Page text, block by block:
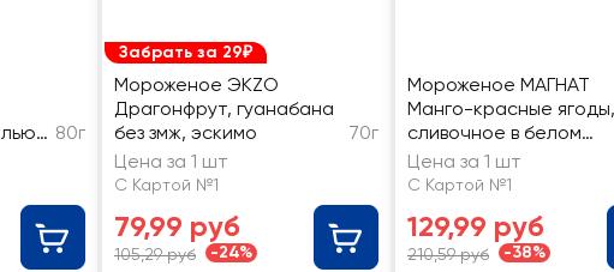
в 80г
Забрать за 29₽
Мороженое ЭKZO
Драгонфрут, гуанабана
без змж, эскимо
70г
Цена за 1 шт
С Картой №1
79,99 руб
105,29 руб -24%
Мороженое МАГНАТ
Манго-красные ягоды,
сливочное в белом
шоколаде 8%, без змж,
эскимо
Цена за 1 шт
С Картой №1
129,99 руб
210,59 руб -38%